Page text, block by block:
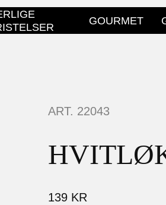
GOURMET
ART. 22043
139 KR